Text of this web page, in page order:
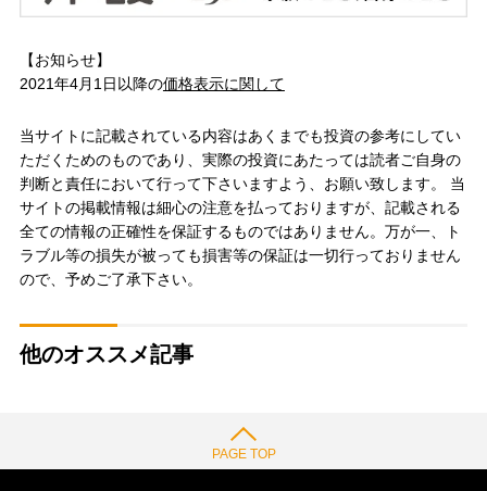
【お知らせ】
2021年4月1日以降の価格表示に関して
当サイトに記載されている内容はあくまでも投資の参考にしてい
ただくためのものであり、実際の投資にあたっては読者ご自身の
判断と責任において行って下さいますよう、お願い致します。 当
サイトの掲載情報は細心の注意を払っておりますが、記載される
全ての情報の正確性を保証するものではありません。万が一、ト
ラブル等の損失が被っても損害等の保証は一切行っておりません
ので、予めご了承下さい。
他のオススメ記事
PAGE TOP